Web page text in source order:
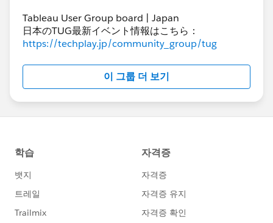
Tableau User Group board | Japan
日本のTUG最新イベント情報はこちら：
https://techplay.jp/community_group/tug
이 그룹 더 보기